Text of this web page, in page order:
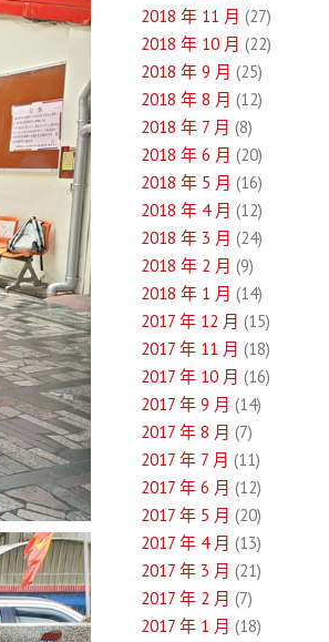
2018 年 11 月 (27)
2018 年 10 月 (22)
2018 年 9 月 (25)
2018 年 8 月 (12)
2018 年 7 月 (8)
2018 年 6 月 (20)
2018 年 5 月 (16)
2018 年 4 月 (12)
2018 年 3 月 (24)
2018 年 2 月 (9)
2018 年 1 月 (14)
2017 年 12 月 (15)
2017 年 11 月 (18)
2017 年 10 月 (16)
2017 年 9 月 (14)
2017 年 8 月 (7)
2017 年 7 月 (11)
2017 年 6 月 (12)
2017 年 5 月 (20)
2017 年 4 月 (13)
2017 年 3 月 (21)
2017 年 2 月 (7)
2017 年 1 月 (18)